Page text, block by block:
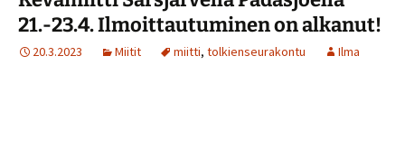
21.-23.4. Ilmoittautuminen on alkanut!
20.3.2023 Miitit miitti, tolkienseurakontu Ilma